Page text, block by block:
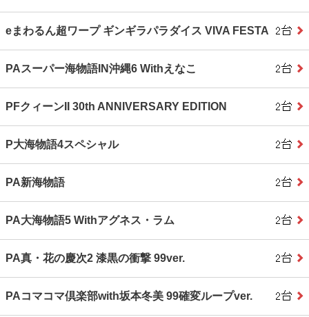
eまわるん超ワープ ギンギラパラダイス VIVA FESTA
PAスーパー海物語IN沖縄6 Withえなこ
PFクィーンII 30th ANNIVERSARY EDITION
P大海物語4スペシャル
PA新海物語
PA大海物語5 Withアグネス・ラム
PA真・花の慶次2 漆黒の衝撃 99ver.
PAコマコマ倶楽部with坂本冬美 99確変ループver.